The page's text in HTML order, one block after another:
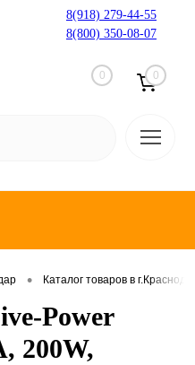
8(918) 279-44-55
8(800) 350-08-07
0 0
• Каталог товаров в
Power
200W,